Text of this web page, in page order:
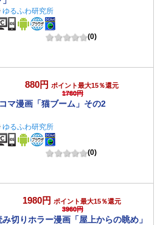
ゆるふわ研究所
(0)
880円 ポイント最大15％還元
1760円
マ漫画「猫ブーム」その2
ゆるふわ研究所
(0)
1980円 ポイント最大15％還元
3960円
み切りホラー漫画「屋上からの眺め」